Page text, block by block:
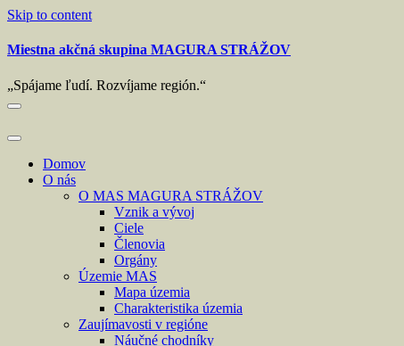
Skip to content
Miestna akčná skupina MAGURA STRÁŽOV
„Spájame ľudí. Rozvíjame región.“
Domov
O nás
O MAS MAGURA STRÁŽOV
Vznik a vývoj
Ciele
Členovia
Orgány
Územie MAS
Mapa územia
Charakteristika územia
Zaujímavosti v regióne
Náučné chodníky